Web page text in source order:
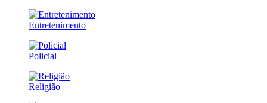
Entretenimento
Policial
Religião